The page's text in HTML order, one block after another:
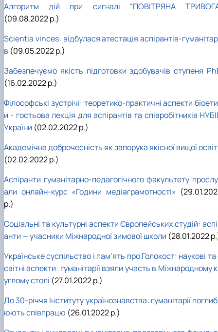
Алгоритм дій при сигналі "ПОВІТРЯНА
(09.08.2022 р.)
Scientia vinces: відбулася атестація аспірантів-
в (09.05.2022 р.)
Забезпечуємо якість підготовки здобувачів ступеня
(16.02.2022 р.)
Філософські зустрічі: теоретико-практичні аспекти
и - гостьова лекція для аспірантів та співробітників
України (02.02.2022 р.)
Академічна доброчесність як запорука якісної вищої
(02.02.2022 р.)
Аспіранти гуманітарно-педагогічного факультету
али онлайн-курс «Години медіаграмотності»
р.)
Соціальні та культурні аспекти Європейських студій:
анти — учасники Міжнародної зимової школи (28.01.2022
Українське суспільство і пам’ять про Голокост: наукові та
світні аспекти: гуманітарії взяли участь в Міжнародному
углому столі (27.01.2022 р.)
До 30-річчя Інституту українознавства: гуманітарії
юють співпрацю (26.01.2022 р.)